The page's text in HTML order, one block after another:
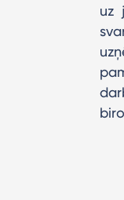
uz